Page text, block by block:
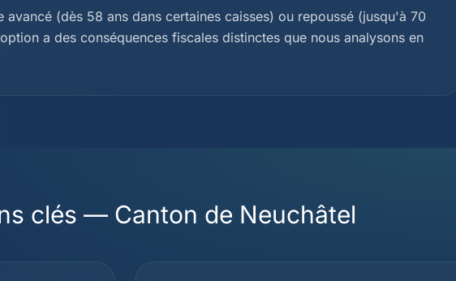
avancé (dès 58 ans dans certaines caisses) ou repoussé (jusqu'à 70
a des conséquences fiscales distinctes que nous analysons en
clés — Canton de Neuchâtel